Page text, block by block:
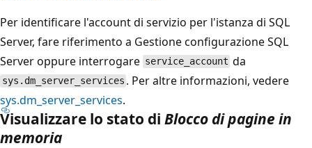
Per identificare l'account di servizio per l'istanza di SQL
Server, fare riferimento a Gestione configurazione SQL
Server oppure interrogare service_account da
sys.dm_server_services . Per altre informazioni, vedere
sys.dm_server_services.
Visualizzare lo stato di Blocco di pagine in
memoria